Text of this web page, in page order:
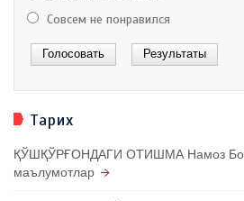
Совсем не понравился
Тарих
ҚЎШҚЎРҒОНДАГИ ОТИШМА Намоз
маълумотлар